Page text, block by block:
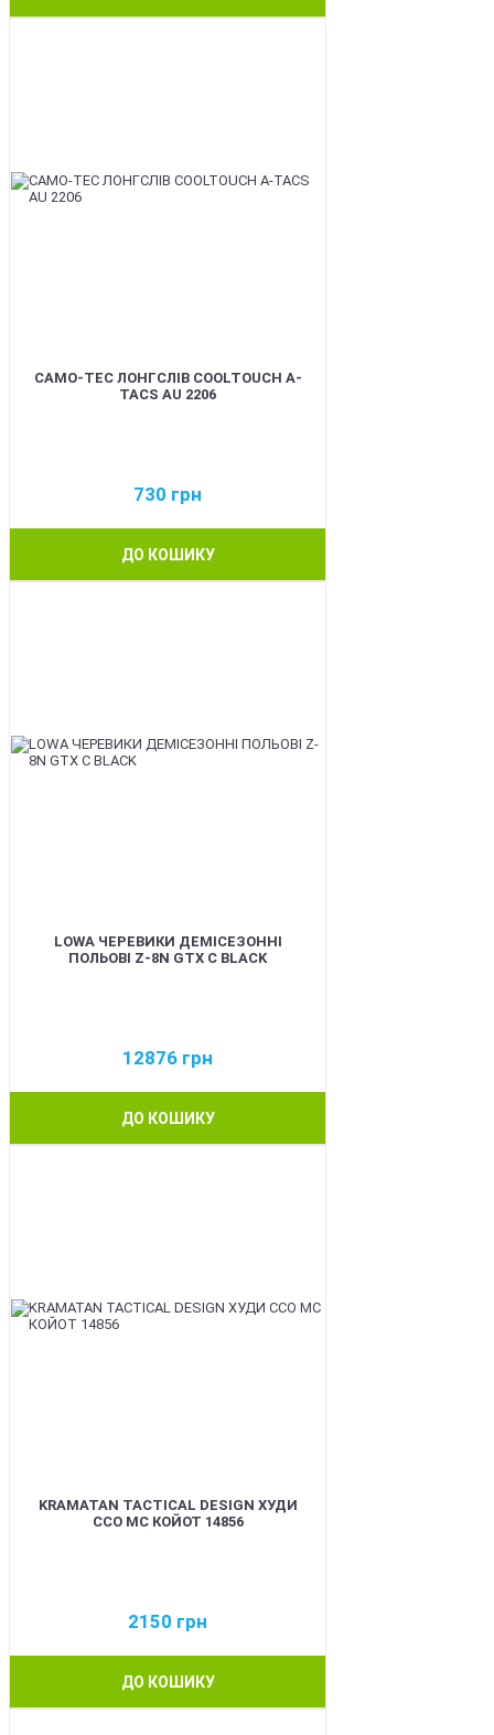
CAMO-TEC ЛОНГСЛІВ COOLTOUCH A-
TACS AU 2206
730 грн
ДО КОШИКУ
LOWA ЧЕРЕВИКИ ДЕМІСЕЗОННІ
ПОЛЬОВІ Z-8N GTX C BLACK
12876 грн
ДО КОШИКУ
KRAMATAN TACTICAL DESIGN ХУДИ
ССО МС КОЙОТ 14856
2150 грн
ДО КОШИКУ